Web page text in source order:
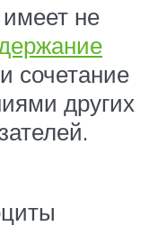
не
сочетание
других